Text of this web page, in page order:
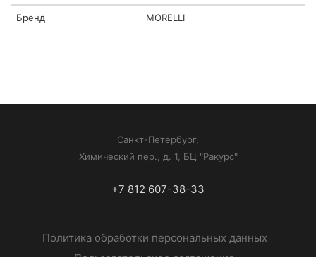
Бренд MORELLI
Санкт-Петербург,
Химический пер., д. 1, БЦ "Ракурс"
+7 812 607-38-33
Политика обработки персональных данных